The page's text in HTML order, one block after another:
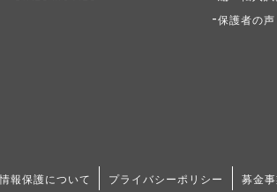
保護者の声
報保護について プライバシーポリシー 募金